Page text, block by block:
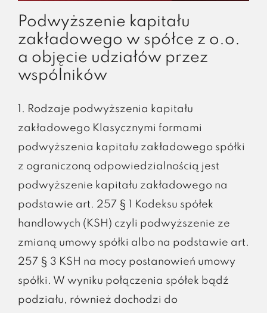
Podwyższenie kapitału
zakładowego w spółce z o.o.
a objęcie udziałów przez
wspólników
1. Rodzaje podwyższenia kapitału
zakładowego Klasycznymi formami
podwyższenia kapitału zakładowego spółki
z ograniczoną odpowiedzialnością jest
podwyższenie kapitału zakładowego na
podstawie art. 257 § 1 Kodeksu spółek
handlowych (KSH) czyli podwyższenie ze
zmianą umowy spółki albo na podstawie art.
257 § 3 KSH na mocy postanowień umowy
spółki. W wyniku połączenia spółek bądź
podziału, również dochodzi do